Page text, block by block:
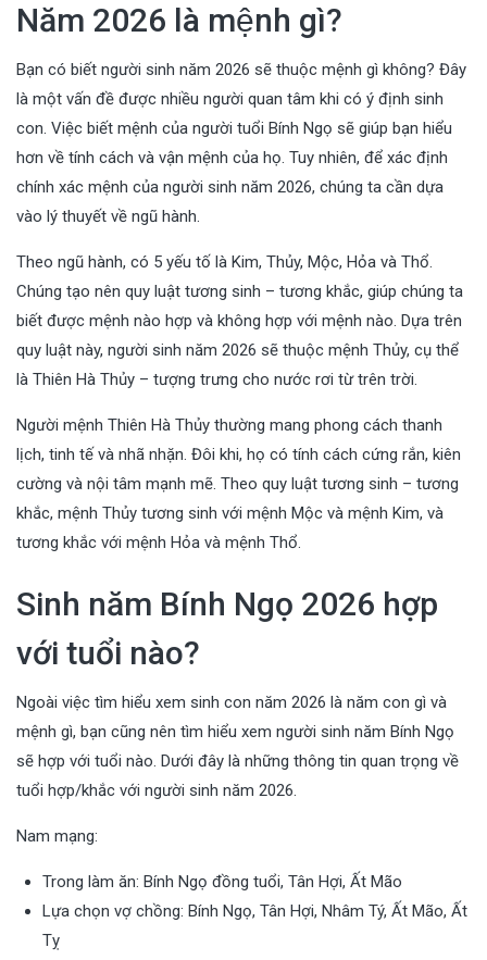
Năm 2026 là mệnh gì?
Bạn có biết người sinh năm 2026 sẽ thuộc mệnh gì không? Đây
là một vấn đề được nhiều người quan tâm khi có ý định sinh
con. Việc biết mệnh của người tuổi Bính Ngọ sẽ giúp bạn hiểu
hơn về tính cách và vận mệnh của họ. Tuy nhiên, để xác định
chính xác mệnh của người sinh năm 2026, chúng ta cần dựa
vào lý thuyết về ngũ hành.
Theo ngũ hành, có 5 yếu tố là Kim, Thủy, Mộc, Hỏa và Thổ.
Chúng tạo nên quy luật tương sinh – tương khắc, giúp chúng ta
biết được mệnh nào hợp và không hợp với mệnh nào. Dựa trên
quy luật này, người sinh năm 2026 sẽ thuộc mệnh Thủy, cụ thể
là Thiên Hà Thủy – tượng trưng cho nước rơi từ trên trời.
Người mệnh Thiên Hà Thủy thường mang phong cách thanh
lịch, tinh tế và nhã nhặn. Đôi khi, họ có tính cách cứng rắn, kiên
cường và nội tâm mạnh mẽ. Theo quy luật tương sinh – tương
khắc, mệnh Thủy tương sinh với mệnh Mộc và mệnh Kim, và
tương khắc với mệnh Hỏa và mệnh Thổ.
Sinh năm Bính Ngọ 2026 hợp
với tuổi nào?
Ngoài việc tìm hiểu xem sinh con năm 2026 là năm con gì và
mệnh gì, bạn cũng nên tìm hiểu xem người sinh năm Bính Ngọ
sẽ hợp với tuổi nào. Dưới đây là những thông tin quan trọng về
tuổi hợp/khắc với người sinh năm 2026.
Nam mạng:
Trong làm ăn: Bính Ngọ đồng tuổi, Tân Hợi, Ất Mão
Lựa chọn vợ chồng: Bính Ngọ, Tân Hợi, Nhâm Tý, Ất Mão, Ất
Tỵ